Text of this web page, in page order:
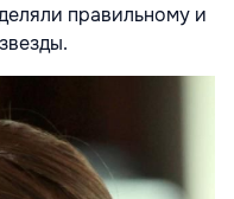
правильному и